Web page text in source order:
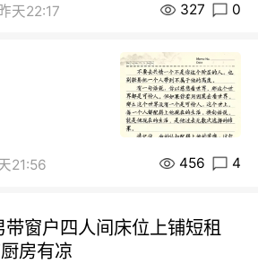
昨天22:17 327 0
21:56 456 4
窗户四人间床位上铺短租
房有凉